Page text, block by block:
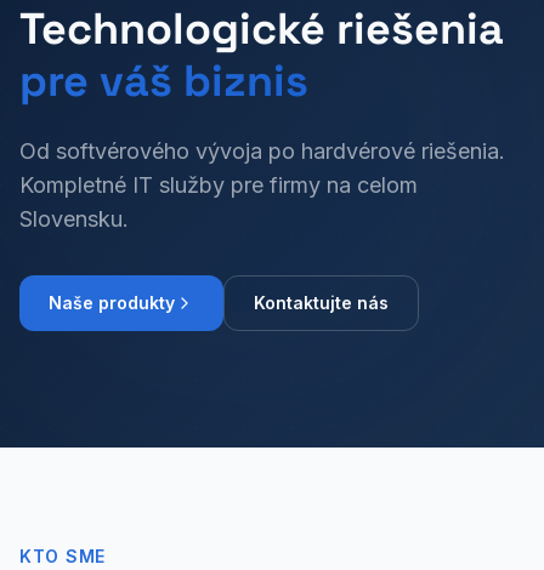
Technologické riešenia
pre váš biznis
Od softvérového vývoja po hardvérové riešenia.
Kompletné IT služby pre firmy na celom
Slovensku.
Naše produkty Kontaktujte nás
KTO SME